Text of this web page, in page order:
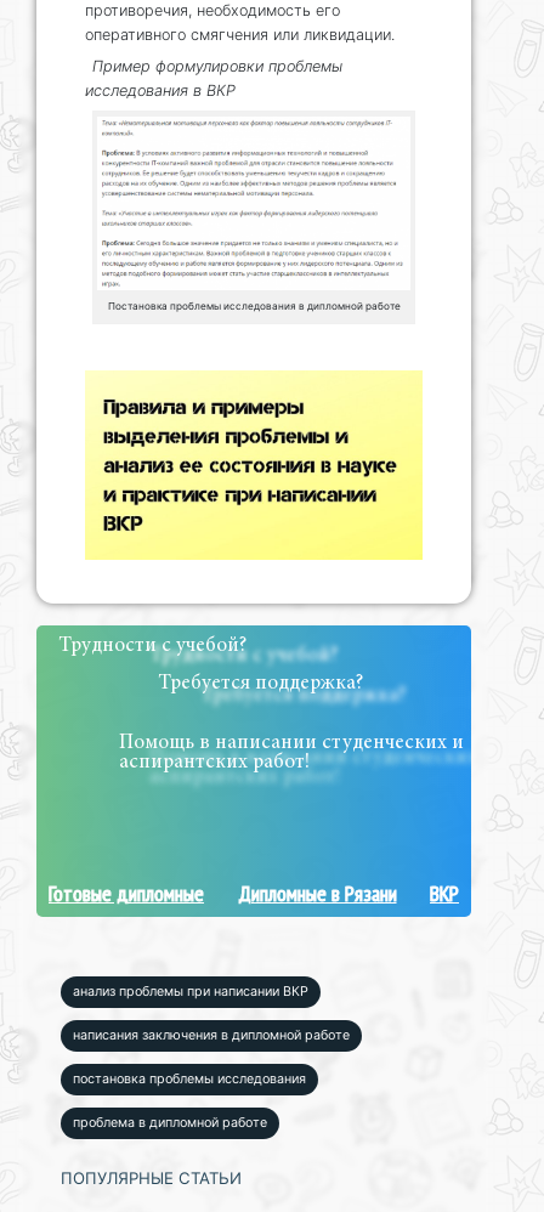
противоречия, необходимость его
оперативного смягчения или ликвидации.
Пример формулировки проблемы
исследования в ВКР
Постановка проблемы исследования в дипломной работе
Трудности с учебой?
Требуется поддержка?
Помощь в написании студенческих и
аспирантских работ!
Готовые дипломные Дипломные в Рязани ВКР
анализ проблемы при написании ВКР
написания заключения в дипломной работе
постановка проблемы исследования
проблема в дипломной работе
ПОПУЛЯРНЫЕ СТАТЬИ